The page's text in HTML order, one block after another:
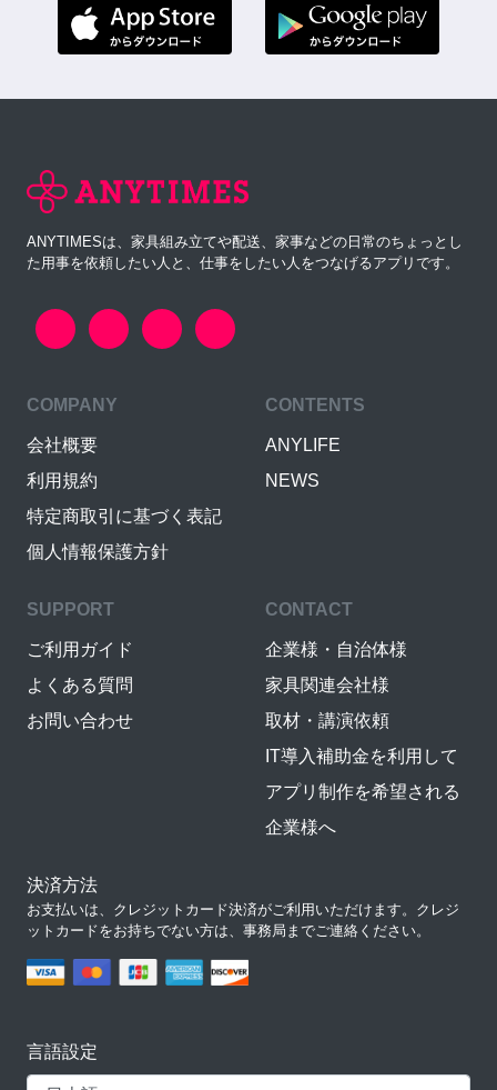
ANYTIMESは、家具組み立てや配送、家事などの日常のちょっとし
た用事を依頼したい人と、仕事をしたい人をつなげるアプリです。
COMPANY
会社概要
利用規約
特定商取引に基づく表記
個人情報保護方針
CONTENTS
ANYLIFE
NEWS
SUPPORT
ご利用ガイド
よくある質問
お問い合わせ
CONTACT
企業様・自治体様
家具関連会社様
取材・講演依頼
IT導入補助金を利用して
アプリ制作を希望される
企業様へ
決済方法
お支払いは、クレジットカード決済がご利用いただけます。クレジ
ットカードをお持ちでない方は、事務局までご連絡ください。
言語設定